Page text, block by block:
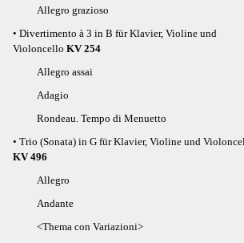
Allegro grazioso
• Divertimento à 3 in B für Klavier, Violine und
Violoncello KV 254
Allegro assai
Adagio
Rondeau. Tempo di Menuetto
• Trio (Sonata) in G für Klavier, Violine und
KV 496
Allegro
Andante
<Thema con Variazioni>